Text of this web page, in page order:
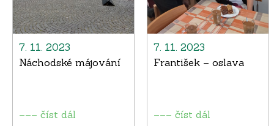
7. 11. 2023
Náchodské májování
––– číst dál
7. 11. 2023
František – oslava
––– číst dál